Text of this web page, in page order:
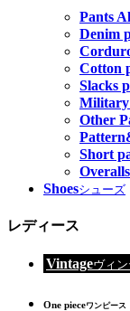
Pants
Denim
Cotton
Slacks
Military
Other
Short
Overalls
Shoesシューズ
レディース
Vintageヴィ
One pieceワンピース